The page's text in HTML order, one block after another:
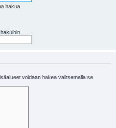
hakua
voidaan hakea valitsemalla se